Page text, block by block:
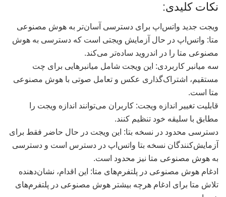
نکات کلیدی:
ویجت جدید واتس‌اپ برای دسترسی آسان‌تر به هوش مصنوعی
متا: واتس‌اپ در حال آزمایش ویجتی است که دسترسی به هوش
مصنوعی متا را در اندروید ساده‌تر می‌کند.
سه میانبر کاربردی: این ویجت شامل میانبرهایی برای چت
مستقیم، اشتراک‌گذاری عکس و تعامل صوتی با هوش مصنوعی
متا است.
قابلیت تغییر اندازه ویجت: کاربران می‌توانند اندازه ویجت را
مطابق با سلیقه خود تنظیم کنند.
دسترسی محدود در نسخه بتا: این ویجت در حال حاضر فقط برای
آزمایش‌کنندگان نسخه بتا واتس‌اپ در دسترس است و دسترسی
به هوش مصنوعی متا نیز محدود است.
ادغام هوش مصنوعی در پلتفرم‌های متا: این اقدام، نشان‌دهنده
تلاش متا برای ادغام هرچه بیشتر هوش مصنوعی در پلتفرم‌های